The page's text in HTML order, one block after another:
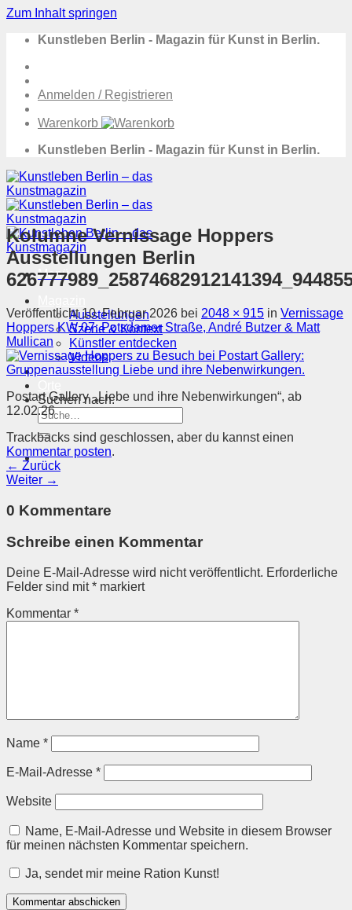
Zum Inhalt springen
Kunstleben Berlin - Magazin für Kunst in Berlin.
Anmelden / Registrieren
Warenkorb
Kunstleben Berlin - Magazin für Kunst in Berlin.
Menü
Ausstellungen
Szene & Kontext
Künstler entdecken
Videos
Kunstkalender
Suchen nach:
Kolumne Vernissage Hoppers
Ausstellungen Berlin
Veröffentlicht10. Februar 2026 bei 2048 × 915 in Vernissage
Hoppers KW 07: Potsdamer Straße, André Butzer & Matt
Mullican
Postart Gallery, „Liebe und ihre Nebenwirkungen“, ab
12.02.26
Trackbacks sind geschlossen, aber du kannst einen
Kommentar posten.
← Zurück
Weiter →
0 Kommentare
Schreibe einen Kommentar
Deine E-Mail-Adresse wird nicht veröffentlicht. Erforderliche
Felder sind mit* markiert
Kommentar *
Name *
E-Mail-Adresse *
Website
Name, E-Mail-Adresse und Website in diesem Browser
für meinen nächsten Kommentar speichern.
Ja, sendet mir meine Ration Kunst!